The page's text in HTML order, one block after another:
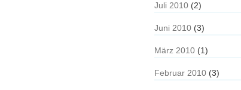
Juli 2010 (2)
Juni 2010 (3)
März 2010 (1)
Februar 2010 (3)